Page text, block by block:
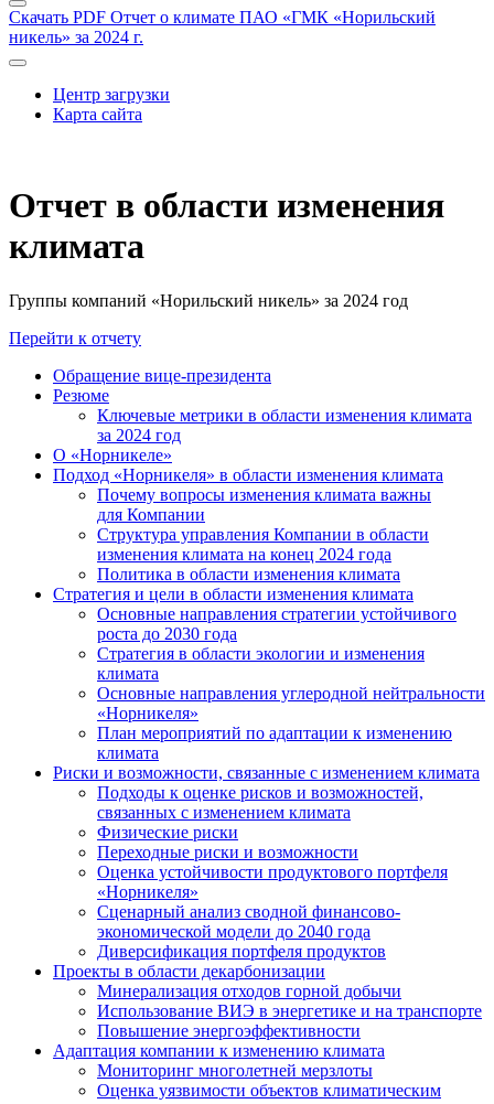
Скачать PDF Отчет о климате ПАО «ГМК «Норильский
никель» за 2024 г.
Центр загрузки
Карта сайта
Отчет в области изменения
климата
Группы компаний «Норильский никель» за 2024 год
Перейти к отчету
Обращение вице-президента
Резюме
Ключевые метрики в области изменения климата
за 2024 год
О «Норникеле»
Подход «Норникеля» в области изменения климата
Почему вопросы изменения климата важны
для Компании
Структура управления Компании в области
изменения климата на конец 2024 года
Политика в области изменения климата
Стратегия и цели в области изменения климата
Основные направления стратегии устойчивого
роста до 2030 года
Стратегия в области экологии и изменения
климата
Основные направления углеродной нейтральности
«Норникеля»
План мероприятий по адаптации к изменению
климата
Риски и возможности, связанные с изменением климата
Подходы к оценке рисков и возможностей,
связанных с изменением климата
Физические риски
Переходные риски и возможности
Оценка устойчивости продуктового портфеля
«Норникеля»
Сценарный анализ сводной финансово-
экономической модели до 2040 года
Диверсификация портфеля продуктов
Проекты в области декарбонизации
Минерализация отходов горной добычи
Использование ВИЭ в энергетике и на транспорте
Повышение энергоэффективности
Адаптация компании к изменению климата
Мониторинг многолетней мерзлоты
Оценка уязвимости объектов климатическим